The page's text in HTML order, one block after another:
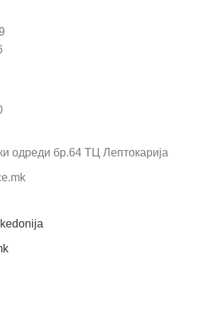
одреди бр.64 ТЦ Лептокарија